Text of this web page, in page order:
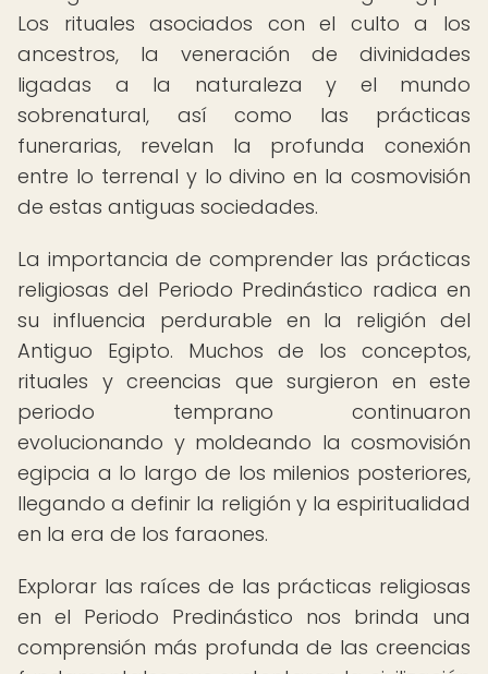
Los rituales asociados con el culto a los
ancestros, la veneración de divinidades
ligadas a la naturaleza y el mundo
sobrenatural, así como las prácticas
funerarias, revelan la profunda conexión
entre lo terrenal y lo divino en la cosmovisión
de estas antiguas sociedades.
La importancia de comprender las prácticas
religiosas del Periodo Predinástico radica en
su influencia perdurable en la religión del
Antiguo Egipto. Muchos de los conceptos,
rituales y creencias que surgieron en este
periodo temprano continuaron
evolucionando y moldeando la cosmovisión
egipcia a lo largo de los milenios posteriores,
llegando a definir la religión y la espiritualidad
en la era de los faraones.
Explorar las raíces de las prácticas religiosas
en el Periodo Predinástico nos brinda una
comprensión más profunda de las creencias